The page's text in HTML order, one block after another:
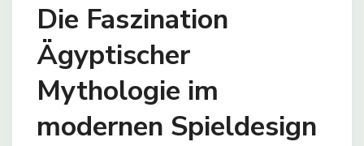
Die Faszination
Ägyptischer
Mythologie im
modernen Spieldesign